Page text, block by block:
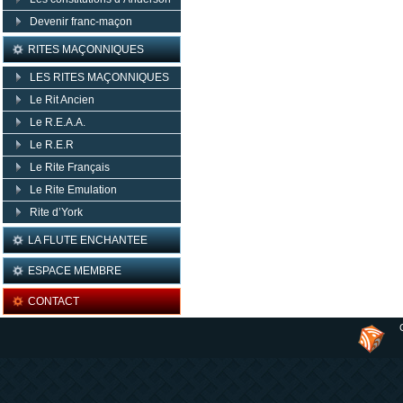
Devenir franc-maçon
RITES MAÇONNIQUES
LES RITES MAÇONNIQUES
Le Rit Ancien
Le R.E.A.A.
Le R.E.R
Le Rite Français
Le Rite Emulation
Rite d’York
LA FLUTE ENCHANTEE
ESPACE MEMBRE
CONTACT